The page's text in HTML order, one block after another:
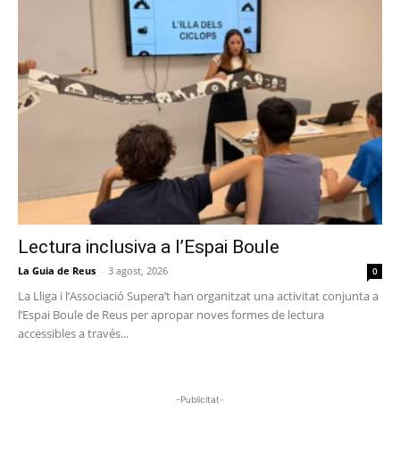
Lectura inclusiva a l’Espai Boule
La Guia de Reus - 3 agost, 2026 0
La Lliga i l’Associació Supera’t han organitzat una activitat conjunta a
l’Espai Boule de Reus per apropar noves formes de lectura
accessibles a través...
-Publicitat-